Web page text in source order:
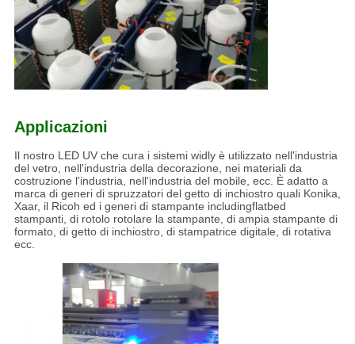
Applicazioni
Il nostro LED UV che cura i sistemi widly è utilizzato nell'industria
del vetro, nell'industria della decorazione, nei materiali da
costruzione l'industria, nell'industria del mobile, ecc. È adatto a
marca di generi di spruzzatori del getto di inchiostro quali Konika,
Xaar, il Ricoh ed i generi di stampante includingflatbed
stampanti, di rotolo rotolare la stampante, di ampia stampante di
formato, di getto di inchiostro, di stampatrice digitale, di rotativa
ecc.